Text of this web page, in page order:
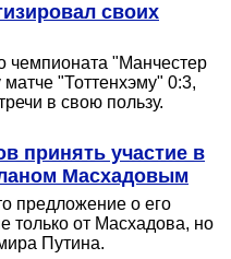
своих
чемпионата "Манчестер
"Тоттенхэму" 0:3,
в свою пользу.
принять участие в
Масхадовым
предложение о его
только от Масхадова, но
Путина.